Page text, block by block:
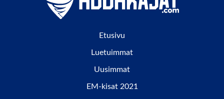
Etusivu
Luetuimmat
Uusimmat
EM-kisat 2021